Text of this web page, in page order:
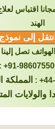
اقتباس
الهند
انتقل إلى
تصل إلينا
: +91-
المملكة :
والولايات